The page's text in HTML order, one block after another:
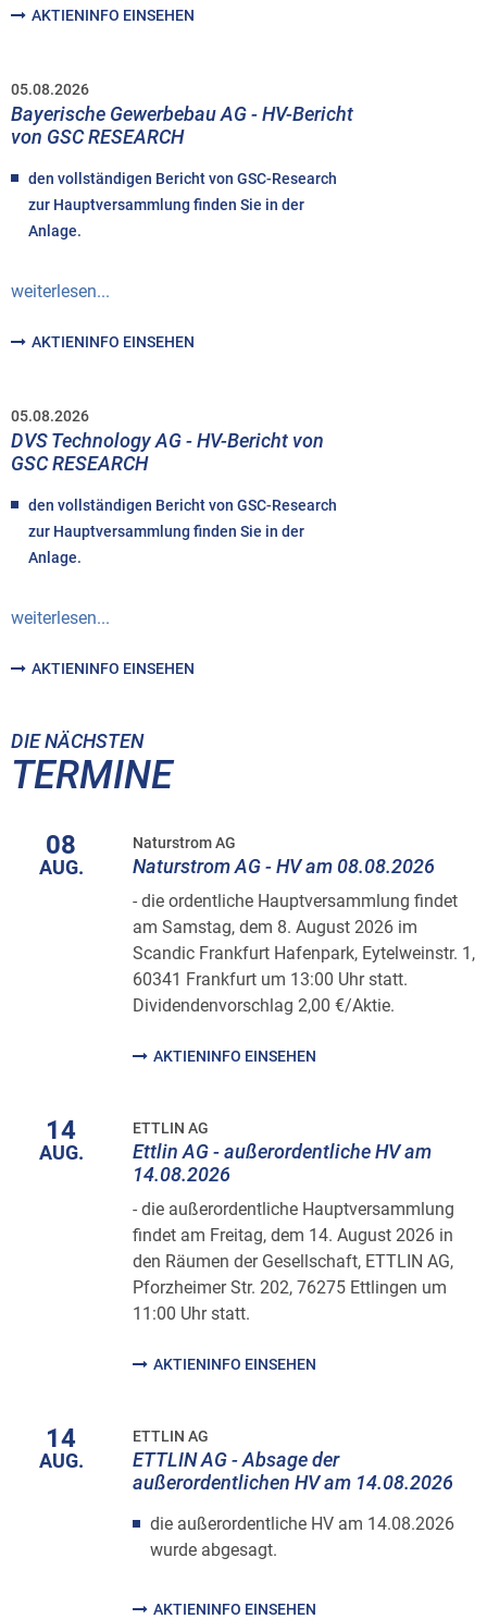
AKTIENINFO EINSEHEN
05.08.2026
Bayerische Gewerbebau AG - HV-Bericht
von GSC RESEARCH
den vollständigen Bericht von GSC-Research
zur Hauptversammlung finden Sie in der
Anlage.
weiterlesen...
AKTIENINFO EINSEHEN
05.08.2026
DVS Technology AG - HV-Bericht von
GSC RESEARCH
den vollständigen Bericht von GSC-Research
zur Hauptversammlung finden Sie in der
Anlage.
weiterlesen...
AKTIENINFO EINSEHEN
DIE NÄCHSTEN
TERMINE
08
AUG.
Naturstrom AG
Naturstrom AG - HV am 08.08.2026
- die ordentliche Hauptversammlung findet
am Samstag, dem 8. August 2026 im
Scandic Frankfurt Hafenpark, Eytelweinstr. 1,
60341 Frankfurt um 13:00 Uhr statt.
Dividendenvorschlag 2,00 €/Aktie.
AKTIENINFO EINSEHEN
14
AUG.
ETTLIN AG
Ettlin AG - außerordentliche HV am
14.08.2026
- die außerordentliche Hauptversammlung
findet am Freitag, dem 14. August 2026 in
den Räumen der Gesellschaft, ETTLIN AG,
Pforzheimer Str. 202, 76275 Ettlingen um
11:00 Uhr statt.
AKTIENINFO EINSEHEN
14
AUG.
ETTLIN AG
ETTLIN AG - Absage der
außerordentlichen HV am 14.08.2026
die außerordentliche HV am 14.08.2026
wurde abgesagt.
AKTIENINFO EINSEHEN